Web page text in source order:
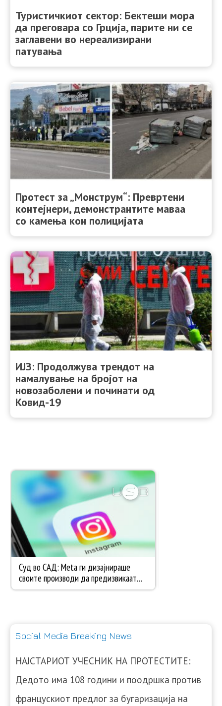
Туристичкиот сектор: Бектеши мора
да преговара со Грција, парите ни се
заглавени во нереализирани
патувања
Протест за „Монструм“: Превртени
контејнери, демонстрантите маваа
со камења кон полицијата
ИЈЗ: Продолжува трендот на
намалување на бројот на
новозаболени и починати од
Ковид-19
Social Media Breaking News
НАЈСТАРИОТ УЧЕСНИК НА ПРОТЕСТИТЕ:
Дедото има 108 години и поодршка против
францускиот предлог за бугаризација на